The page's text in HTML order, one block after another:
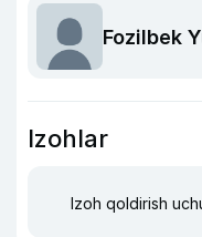
Fozilbek
Izohlar
Izoh qoldirish